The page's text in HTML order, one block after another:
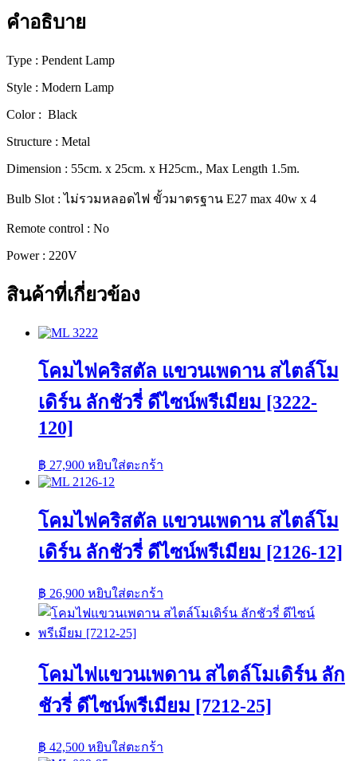
คำอธิบาย
Type : Pendent Lamp
Style : Modern Lamp
Color : Black
Structure : Metal
Dimension : 55cm. x 25cm. x H25cm., Max Length 1.5m.
Bulb Slot : ไม่รวมหลอดไฟ ขั้วมาตรฐาน E27 max 40w x 4
Remote control : No
Power : 220V
สินค้าที่เกี่ยวข้อง
โคมไฟคริสตัล แขวนเพดาน สไตล์โม
เดิร์น ลักชัวรี่ ดีไซน์พรีเมียม [3222-
120]
฿ 27,900 หยิบใส่ตะกร้า
โคมไฟคริสตัล แขวนเพดาน สไตล์โม
เดิร์น ลักชัวรี่ ดีไซน์พรีเมียม [2126-12]
฿ 26,900 หยิบใส่ตะกร้า
โคมไฟแขวนเพดาน สไตล์โมเดิร์น ลัก
ชัวรี่ ดีไซน์พรีเมียม [7212-25]
฿ 42,500 หยิบใส่ตะกร้า